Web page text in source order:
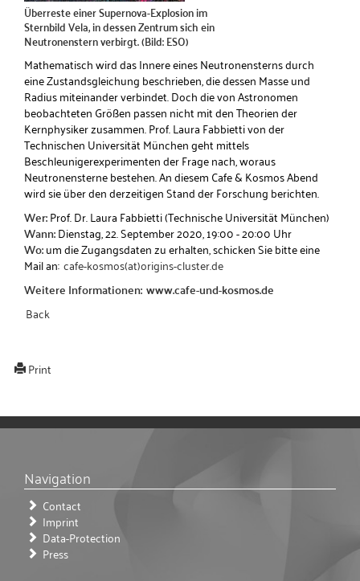
Überreste einer Supernova-Explosion im
Sternbild Vela, in dessen Zentrum sich ein
Neutronenstern verbirgt. (Bild: ESO)
Mathematisch wird das Innere eines Neutronensterns durch
eine Zustandsgleichung beschrieben, die dessen Masse und
Radius miteinander verbindet. Doch die von Astronomen
beobachteten Größen passen nicht mit den Theorien der
Kernphysiker zusammen. Prof. Laura Fabbietti von der
Technischen Universität München geht mittels
Beschleunigerexperimenten der Frage nach, woraus
Neutronensterne bestehen. An diesem Cafe & Kosmos Abend
wird sie über den derzeitigen Stand der Forschung berichten.
Wer:Prof. Dr. Laura Fabbietti (Technische Universität München)
Wann:Dienstag, 22. September 2020, 19:00 - 20:00 Uhr
Wo:um die Zugangsdaten zu erhalten, schicken Sie bitte eine
Mail an: cafe-kosmos(at)origins-cluster.de
Weitere Informationen:www.cafe-und-kosmos.de
Back
Print
Navigation
Contact
Imprint
Data-Protection
Press